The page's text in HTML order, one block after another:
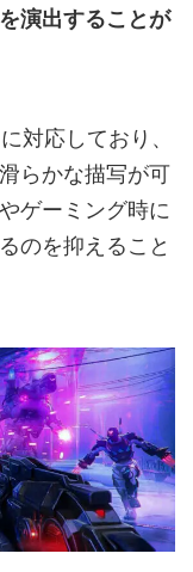
演出することが
に対応しており、
らかな描写が可
ゲーミング時に
のを抑えること